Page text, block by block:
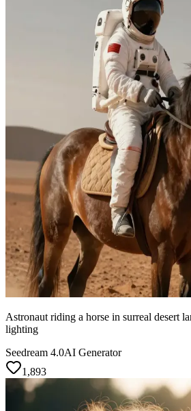
Astronaut riding a horse in surreal desert
lighting
Seedream 4.0AI Generator
1,893